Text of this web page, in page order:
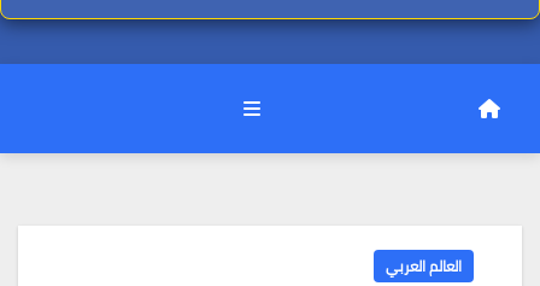
العالم العربي